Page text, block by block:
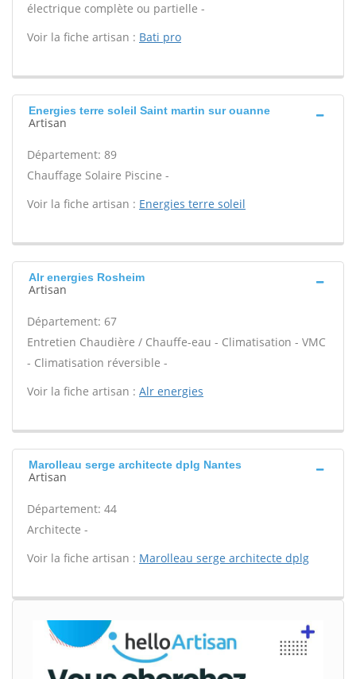
électrique complète ou partielle -
Voir la fiche artisan : Bati pro
Energies terre soleil Saint martin sur ouanne
Artisan
Département: 89
Chauffage Solaire Piscine -
Voir la fiche artisan : Energies terre soleil
Alr energies Rosheim
Artisan
Département: 67
Entretien Chaudière / Chauffe-eau - Climatisation - VMC
- Climatisation réversible -
Voir la fiche artisan : Alr energies
Marolleau serge architecte dplg Nantes
Artisan
Département: 44
Architecte -
Voir la fiche artisan : Marolleau serge architecte dplg